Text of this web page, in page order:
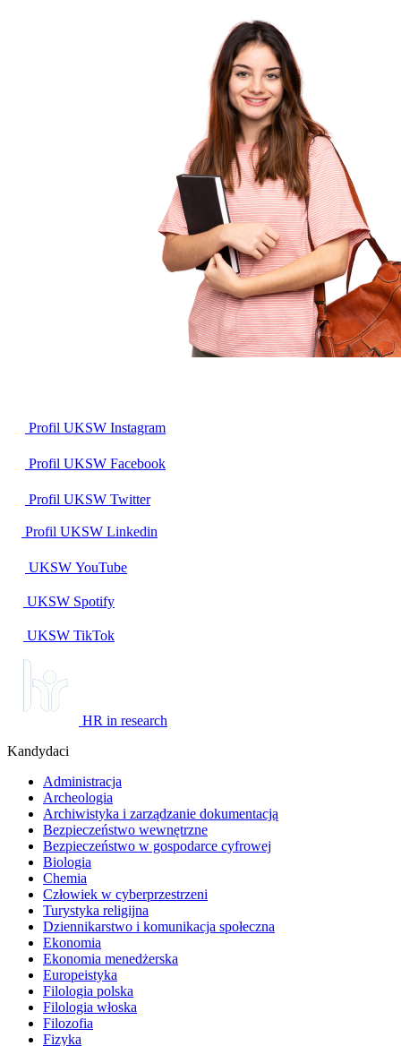
Profil UKSW Instagram
Profil UKSW Facebook
Profil UKSW Twitter
Profil UKSW Linkedin
UKSW YouTube
UKSW Spotify
UKSW TikTok
HR in research
Kandydaci
Administracja
Archeologia
Archiwistyka i zarządzanie dokumentacją
Bezpieczeństwo wewnętrzne
Bezpieczeństwo w gospodarce cyfrowej
Biologia
Chemia
Człowiek w cyberprzestrzeni
Turystyka religijna
Dziennikarstwo i komunikacja społeczna
Ekonomia
Ekonomia menedżerska
Europeistyka
Filologia polska
Filologia włoska
Filozofia
Fizyka